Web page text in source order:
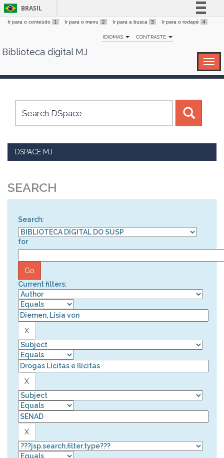
Skip
BRASIL
Simplifique!
Comunica BR
Canais
Ir para o conteúdo 1 Ir para o menu 2 Ir para a busca 3 Ir para o rodapé 4
IDIOMAS CONTRASTE
Biblioteca digital MJ
DSPACE MJ
SEARCH
Search:
for
Current filters: